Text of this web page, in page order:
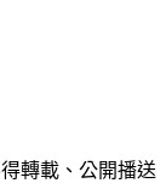
轉載、公開播送